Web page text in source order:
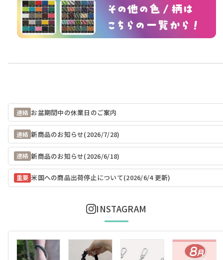
連絡 お盆期間中の休業日のご案内
連絡 新商品のお知らせ(2026/7/28)
連絡 新商品のお知らせ(2026/6/18)
重要 米国への商品出荷停止について(2026/6/4 更新)
INSTAGRAM